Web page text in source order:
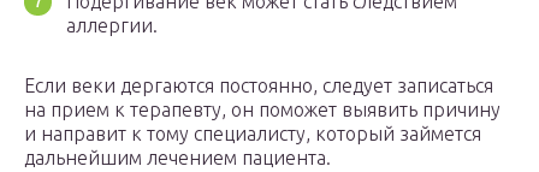
аллергии.
Если веки дергаются постоянно, следует записаться
на прием к терапевту, он поможет выявить причину
и направит к тому специалисту, который займется
дальнейшим лечением пациента.